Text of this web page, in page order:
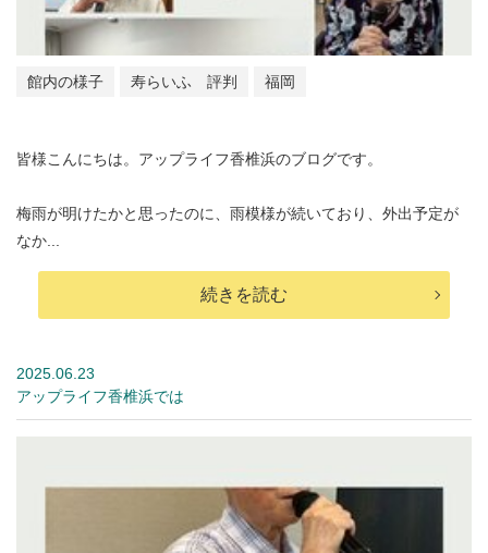
館内の様子 寿らいふ 評判 福岡
皆様こんにちは。アップライフ香椎浜のブログです。
梅雨が明けたかと思ったのに、雨模様が続いており、外出予定が
なか...
続きを読む
2025.06.23
アップライフ香椎浜では